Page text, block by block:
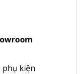
phụ kiện